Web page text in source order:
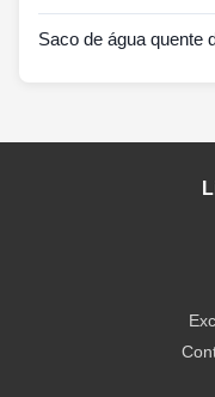
Saco de água quente